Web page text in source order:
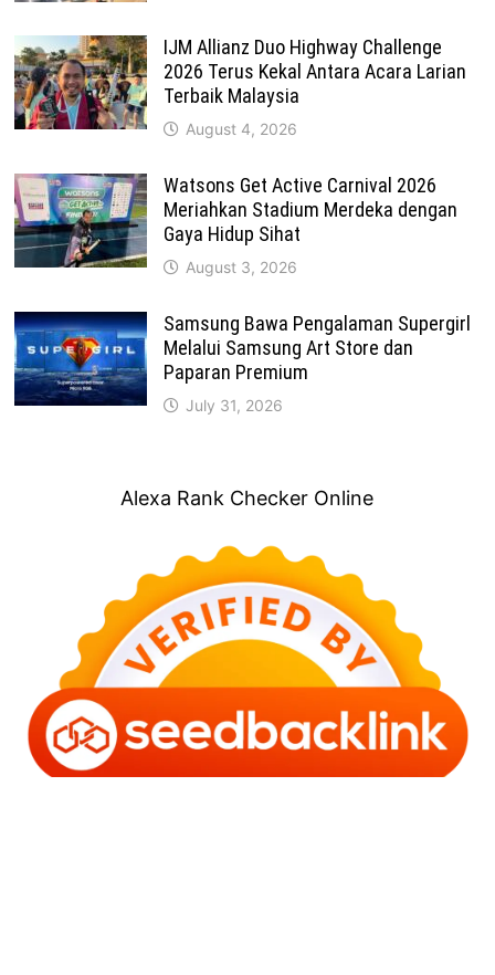
IJM Allianz Duo Highway Challenge
2026 Terus Kekal Antara Acara Larian
Terbaik Malaysia
August 4, 2026
Watsons Get Active Carnival 2026
Meriahkan Stadium Merdeka dengan
Gaya Hidup Sihat
August 3, 2026
Samsung Bawa Pengalaman Supergirl
Melalui Samsung Art Store dan
Paparan Premium
July 31, 2026
Alexa Rank Checker Online